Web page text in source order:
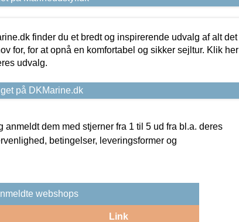
finder du et bredt og inspirerende udvalg af alt det
for, for at opnå en komfortabel og sikker sejltur. Klik her
udvalg.
på DKMarine.dk
dem med stjerner fra 1 til 5 ud fra bl.a. deres
betingelser, leveringsformer og
webshops
Link